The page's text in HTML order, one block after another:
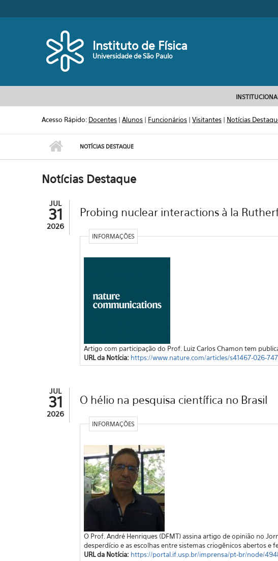
Instituto de Física
Universidade de São Paulo
Acesso Rápido: Docentes |Alunos | Funcionários |Visitantes | Notícias
NOTÍCIAS DESTAQUE
Notícias Destaque
JUL
31
2026
Probing nuclear interactions à la
INFORMAÇÕES
Artigo com participação do Prof. Luiz Carlos Chamon tem
URL da Notícia: https://www.nature.com/articles/s41467-026-
JUL
31
2026
O hélio na pesquisa científica no Brasil
INFORMAÇÕES
O Prof. André Henriques (DFMT) assina artigo de opinião no
desperdício e as escolhas entre sistemas criogênicos abertos e
URL da Notícia: https://portal.if.usp.br/imprensa/pt-br/node/